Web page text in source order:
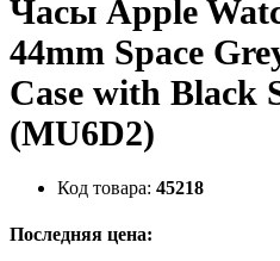
Часы Apple
44mm Space
Case with Black
(MU6D2)
Код товара: 45218
Последняя цена: